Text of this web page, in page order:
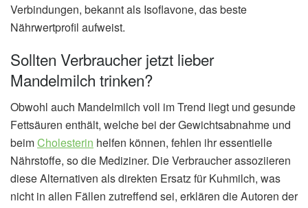
Verbindungen, bekannt als Isoflavone, das beste
Nährwertprofil aufweist.
Sollten Verbraucher jetzt lieber
Mandelmilch trinken?
Obwohl auch Mandelmilch voll im Trend liegt und gesunde
Fettsäuren enthält, welche bei der Gewichtsabnahme und
beimCholesterin helfen können, fehlen ihr essentielle
Nährstoffe, so die Mediziner. Die Verbraucher assoziieren
diese Alternativen als direkten Ersatz für Kuhmilch, was
nicht in allen Fällen zutreffend sei, erklären die Autoren der